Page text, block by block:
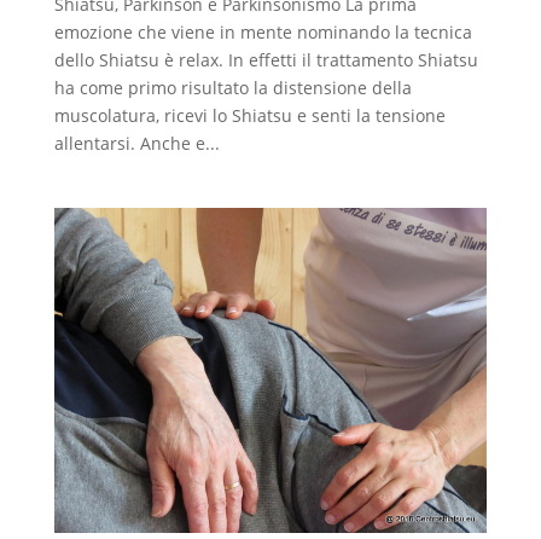
emozione che viene in mente nominando la tecnica
dello Shiatsu è relax. In effetti il trattamento Shiatsu
ha come primo risultato la distensione della
muscolatura, ricevi lo Shiatsu e senti la tensione
allentarsi. Anche e...